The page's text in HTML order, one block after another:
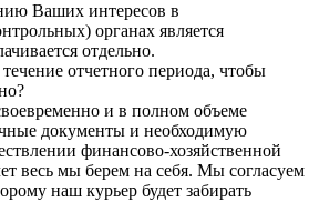
Ваших интересов в
органах является
отдельно.
отчетного периода, чтобы
и в полном объеме
документы и необходимую
финансово-хозяйственной
весь мы берем на себя. Мы согласуем
наш курьер будет забирать